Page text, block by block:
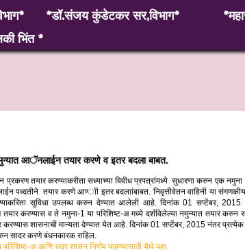
*डॉ.संजय कुंडेटकर सर,विभाग*
भिंत *
आॅनलाईन तयार करणे व इतर बदला बाबत.
करण्याकरीता सध्याच्या विवीध प्रपत्रांमध्‍ये सुधारणा करुन एक नमुना
पध्‍दतीने तयार करणे आण्‍ाी इतर बदलाांबाबत. निवृत्तीवेतन वाहिनी या
सुविधा उपलब्ध करुन देण्यात आलेली आहे. दिनांक 01 सप्टेंबर, 2015
तयार करण्यास व ते नमुना-1 या परिशिष्‍ट-अ मध्ये दर्शविलेल्‍या नमुन्‍यात तयार करुन
करण्यास शासनाची मान्‍यता देण्यात येत आहे. दिनांक 01 सप्टेंबर, 2015 नंतर प्रत्येक
सादर करणे बंधनकारक राहि‍ल.
अ आणि सदर शासन निर्णय पाहण्‍यासाठी येथे पहा.